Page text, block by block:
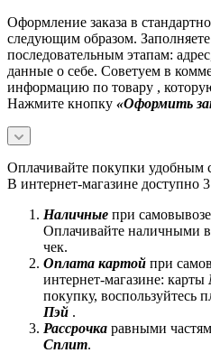
Оформление заказа в
следующим образом.
последовательным этапам:
данные о себе. Советуем в
информацию по товару ,
Нажмите кнопку «Оформить
Оплачивайте покупки удобным
В интернет-магазине доступно
Наличные при
Оплачивайте наличными в
чек.
Оплата картой при
интернет-магазине: карты
покупку, воспользуйтесь
Пэй .
Рассрочка равными
Сплит.